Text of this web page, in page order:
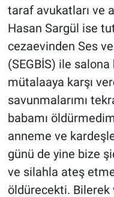
taraf avukatları ve
Hasan Sargül ise
cezaevinden Ses
(SEGBİS) ile
mütalaaya karşı
savunmalarımı
babamı
anneme ve
günü de yine bize
ve silahla ateş
öldürecekti. Bilerek